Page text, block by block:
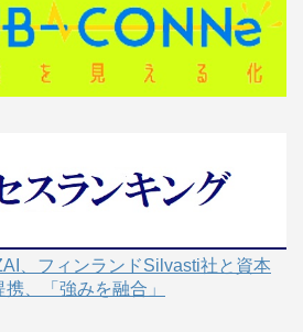
、フィンランドSilvasti社と資本
携、「強みを融合」